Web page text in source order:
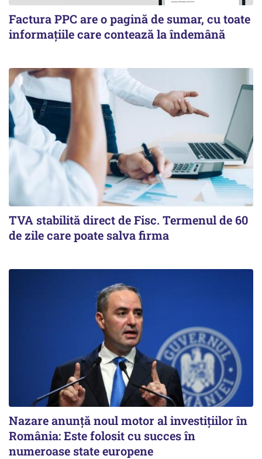
Factura PPC are o pagină de sumar, cu toate
informațiile care contează la îndemână
TVA stabilită direct de Fisc. Termenul de 60
de zile care poate salva firma
Nazare anunță noul motor al investițiilor în
România: Este folosit cu succes în
numeroase state europene